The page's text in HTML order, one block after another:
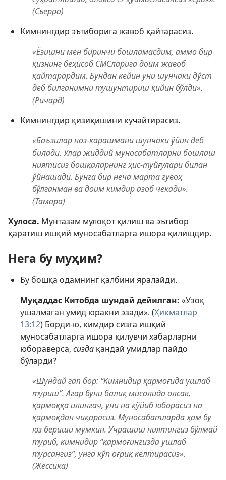
(Сьерра)
Кимнингдир эътиборига жавоб қайтарасиз.
«Ёзишни мен биринчи бошламасдим, аммо бир
қизнинг беҳисоб СМСларига доим жавоб
қайтарардим. Бундан кейин уни шунчаки дўст
деб билганимни тушунтириш қийин бўлди».
(Ричард)
Кимнингдир қизиқишини кучайтирасиз.
«Баъзилар ноз-карашмани шунчаки ўйин деб
билади. Улар жиддий муносабатларни бошлаш
ниятисиз бошқаларнинг ҳис-туйғулари билан
ўйнашади. Бунга бир неча марта гувоҳ
бўлганман ва доим кимдир азоб чекади».
(Тамара)
Хулоса. Мунтазам мулоқот қилиш ва эътибор
қаратиш ишқий муносабатларга ишора қилишдир.
Нега бу муҳим?
Бу бошқа одамнинг қалбини яралайди.
Муқаддас Китобда шундай дейилган: «Узоқ
ушалмаган умид юракни эзади». (Ҳикматлар
13:12) Борди-ю, кимдир сизга ишқий
муносабатларга ишора қилувчи хабарларни
юбораверса, сизда қандай умидлар пайдо
бўларди?
«Шундай гап бор: “Кимнидир қармоғида ушлаб
туриш”. Агар буни балиқ мисолида олсак,
қармоққа илингач, уни на қўйиб юборасиз на
қармоқдан чиқарасиз. Муносабатларда ҳам бу
юз бериши мумкин. Учрашиш ниятингиз бўлмай
туриб, кимнидир “қармоғингизда ушлаб
турсангиз”, унга кўп оғриқ келтирасиз».
(Жессика)